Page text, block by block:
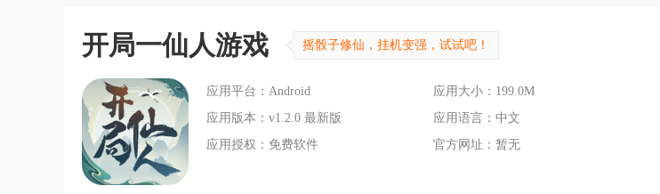
开局一仙人游戏 摇骰子修仙，挂机变强，试试吧！
应用平台：Android 应用大小：199.0M
应用版本：v1.2.0 最新版
应用语言：中文
应用授权：免费软件
官方网址：暂无